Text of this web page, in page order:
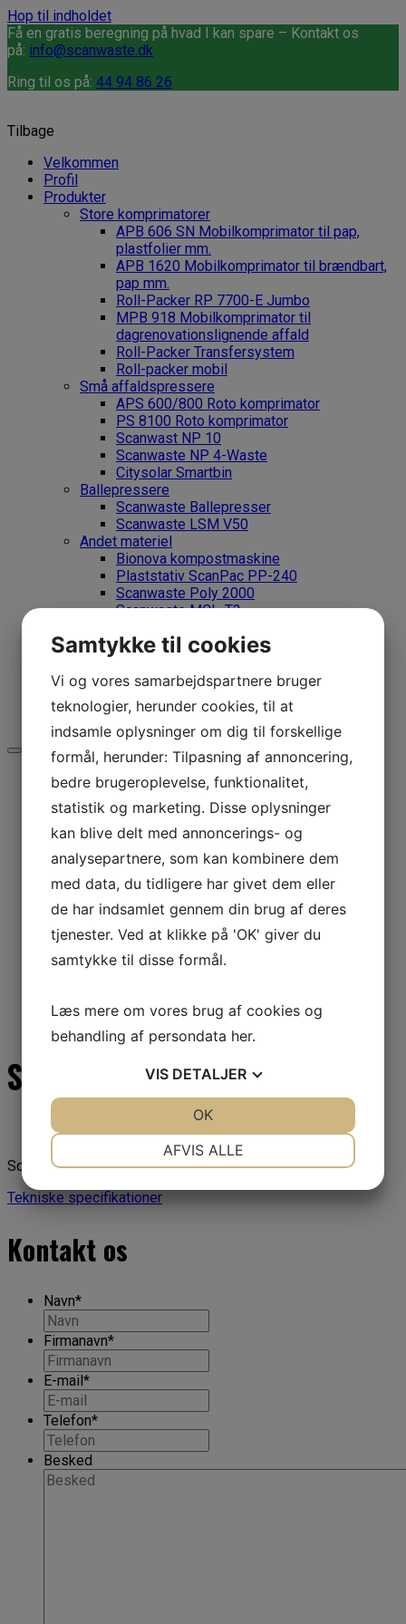
Hop til indholdet
Få en gratis beregning på hvad I kan spare – Kontakt os
på: info@scanwaste.dk
Ring til os på: 44 94 86 26
Tilbage
Velkommen
Profil
Produkter
Store komprimatorer
APB 606 SN Mobilkomprimator til pap,
plastfolier mm.
APB 1620 Mobilkomprimator til brændbart,
pap mm.
Roll-Packer RP 7700-E Jumbo
MPB 918 Mobilkomprimator til
dagrenovationslignende affald
Roll-Packer Transfersystem
Roll-packer mobil
Små affaldspressere
APS 600/800 Roto komprimator
PS 8100 Roto komprimator
Scanwast NP 10
Scanwaste NP 4-Waste
Citysolar Smartbin
Ballepressere
Scanwaste Ballepresser
Scanwaste LSM V50
Andet materiel
Bionova kompostmaskine
Plaststativ ScanPac PP-240
Scanwaste Poly 2000
Scanwaste MCL-T3
Scanwaste LFC
Service
Leasing
Kontakt
Scanwaste LSM V50
Scanwaste LSM V50
Tekniske specifikationer
Kontakt os
Navn*
Firmanavn*
E-mail*
Telefon*
Besked
Samtykke til cookies
Vi og vores samarbejdspartnere bruger
teknologier, herunder cookies, til at
indsamle oplysninger om dig til forskellige
formål, herunder: Tilpasning af annoncering,
bedre brugeroplevelse, funktionalitet,
statistik og marketing. Disse oplysninger
kan blive delt med annoncerings- og
analysepartnere, som kan kombinere dem
med data, du tidligere har givet dem eller
de har indsamlet gennem din brug af deres
tjenester. Ved at klikke på 'OK' giver du
samtykke til disse formål.
Læs mere om vores brug af cookies og
behandling af persondata her.
VIS DETALJER
MARKETING
AFVIS ALLE
OK